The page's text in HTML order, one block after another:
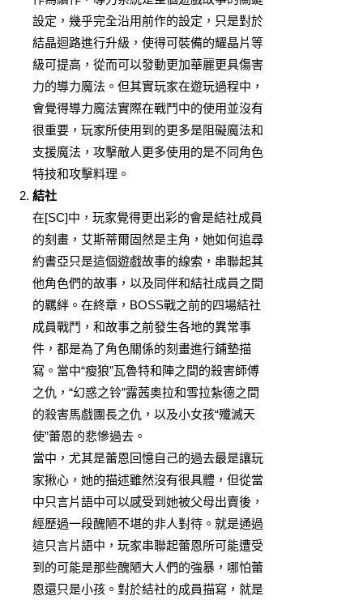
設定，幾乎完全沿用前作的設定，只是對於
結晶迴路進行升級，使得可裝備的耀晶片等
級可提高，從而可以發動更加華麗更具傷害
力的導力魔法。但其實玩家在遊玩過程中，
會覺得導力魔法實際在戰鬥中的使用並沒有
很重要，玩家所使用到的更多是阻礙魔法和
支援魔法，攻擊敵人更多使用的是不同角色
特技和攻擊料理。
結社
在[SC]中，玩家覺得更出彩的會是結社成員
的刻畫，艾斯蒂爾固然是主角，她如何追尋
約書亞只是這個遊戲故事的線索，串聯起其
他角色們的故事，以及同伴和結社成員之間
的羈絆。在終章，BOSS戰之前的四場結社
成員戰鬥，和故事之前發生各地的異常事
件，都是為了角色關係的刻畫進行鋪墊描
寫。當中“瘦狼”瓦魯特和陣之間的殺害師傅
之仇，“幻惑之铃”露茜奥拉和雪拉紮德之間
的殺害馬戲團長之仇，以及小女孩“殲滅天
使”蕾恩的悲慘過去。
當中，尤其是蕾恩回憶自己的過去最是讓玩
家揪心，她的描述雖然沒有很具體，但從當
中只言片語中可以感受到她被父母出賣後，
經歷過一段醜陋不堪的非人對待。就是通過
這只言片語中，玩家串聯起蕾恩所可能遭受
到的可能是那些醜陋大人們的強暴，哪怕蕾
恩還只是小孩。對於結社的成員描寫，就是